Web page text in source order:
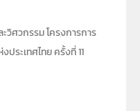
ศวกรรม โครงการการ
ระเทศไทย ครั้งที่ 11